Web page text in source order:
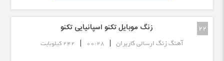
22 زنگ موبایل تکنو اسپانیایی تکنو
آهنگ زنگ ارسالی کاربران |
00:28
| 242 کیلوبایت